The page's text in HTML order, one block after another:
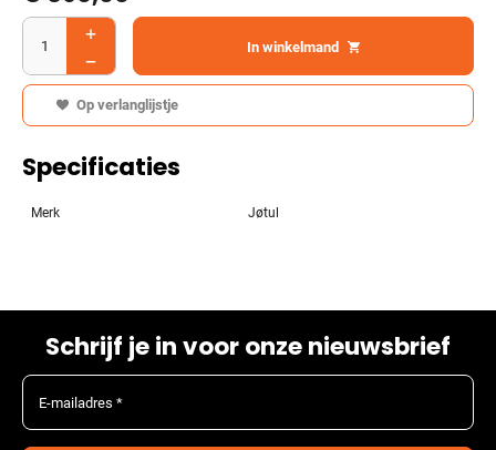
In winkelmand
Op verlanglijstje
Specificaties
Merk Jøtul
Schrijf je in voor onze nieuwsbrief
E-mailadres *